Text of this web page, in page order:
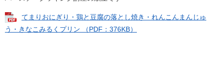
てまりおにぎり・鶏と豆腐の落とし焼き・れんこんまんじゅ
う・きなこみるくプリン （PDF：376KB）